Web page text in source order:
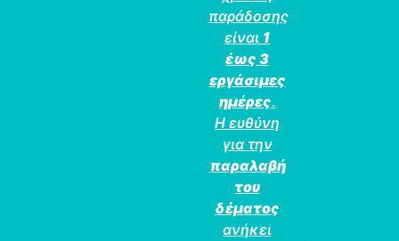
παράδοσης
είναι 1
έως 3
εργάσιμες
ημέρες.
Η ευθύνη
για την
παραλαβή
του
δέματος
ανήκει